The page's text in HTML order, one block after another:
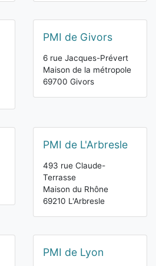
PMI de Givors
6 rue Jacques-Prévert
Maison de la métropole
69700 Givors
PMI de L'Arbresle
493 rue Claude-
Terrasse
Maison du Rhône
69210 L'Arbresle
PMI de Lyon